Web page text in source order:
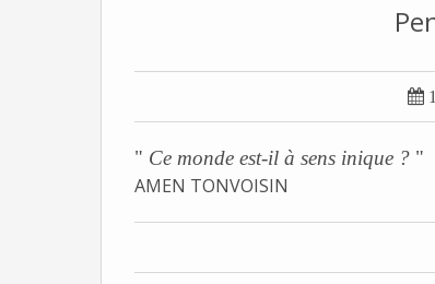

" Ce monde est-il à sens inique ? "
AMEN TONVOISIN